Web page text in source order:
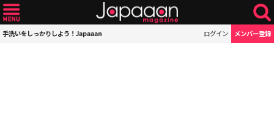
手洗いをしっかりしよう！Japaaan ログイン メンバー登録